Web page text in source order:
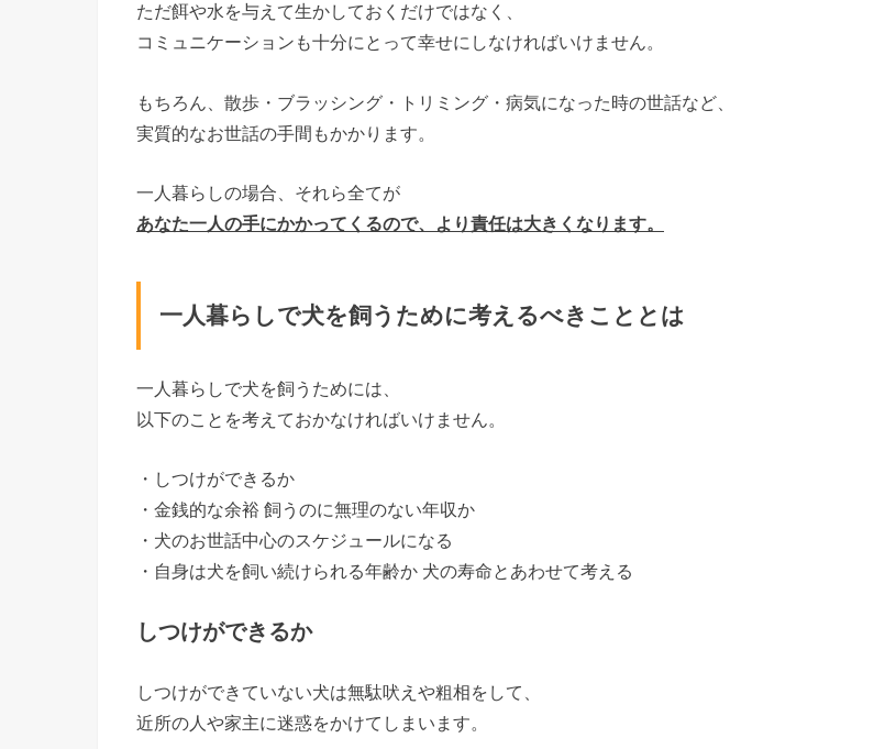
ただ餌や水を与えて生かしておくだけではなく、
コミュニケーションも十分にとって幸せにしなければいけません。
もちろん、散歩・ブラッシング・トリミング・病気になった時の世話など、
実質的なお世話の手間もかかります。
一人暮らしの場合、それら全てが
あなた一人の手にかかってくるので、より責任は大きくなります。
一人暮らしで犬を飼うために考えるべきこととは
一人暮らしで犬を飼うためには、
以下のことを考えておかなければいけません。
・しつけができるか
・金銭的な余裕 飼うのに無理のない年収か
・犬のお世話中心のスケジュールになる
・自身は犬を飼い続けられる年齢か 犬の寿命とあわせて考える
しつけができるか
しつけができていない犬は無駄吠えや粗相をして、
近所の人や家主に迷惑をかけてしまいます。